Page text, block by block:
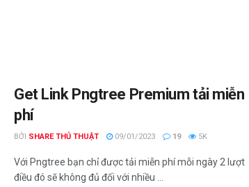
Get Link Pngtree Premium tải miễn
phí
BỞI SHARE THỦ THUẬT 09/01/2023 19 5K
Với Pngtree bạn chỉ được tải miễn phí mỗi ngày 2 lượt
điều đó sẽ không đủ đối với nhiều ...